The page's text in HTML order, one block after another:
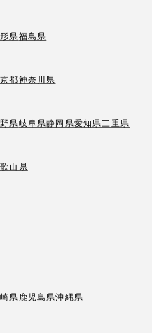
県福島県
都神奈川県
県岐阜県静岡県愛知県三重県
山県
県 鹿児島県沖縄県